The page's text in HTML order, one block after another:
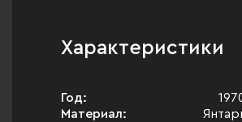
Характеристики
Год:
Материал: